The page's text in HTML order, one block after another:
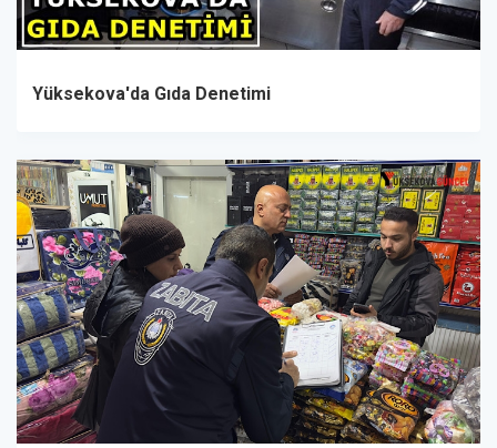
Yüksekova'da Gıda Denetimi